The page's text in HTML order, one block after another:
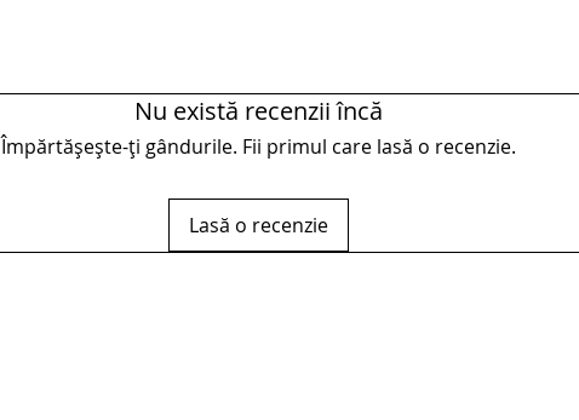
Nu există recenzii încă
Împărtășește-ți gândurile. Fii primul care lasă o recenzie.
Lasă o recenzie